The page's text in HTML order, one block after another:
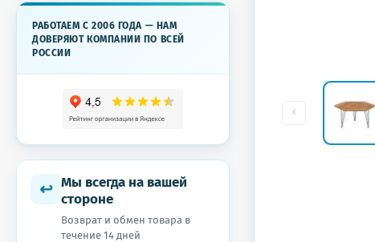
РАБОТАЕМ С 2006 ГОДА — НАМ
ДОВЕРЯЮТ КОМПАНИИ ПО ВСЕЙ
РОССИИ
↩ Мы всегда на вашей
стороне
Возврат и обмен товара в
течение 14 дней